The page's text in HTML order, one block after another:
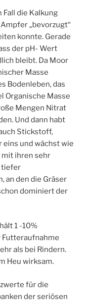
Fall die Kalkung
„bevorzugt“
konnte. Gerade
der pH- Wert
bleibt. Da Moor
Masse
Bodenleben, das
Organische Masse
Mengen Nitrat
Und dann habt
Stickstoff,
eins und wächst wie
ihren sehr
tiefer
an den die Gräser
dominiert der
1 -10%
Futteraufnahme
als bei Rindern.
Heu wirksam.
für die
der seriösen